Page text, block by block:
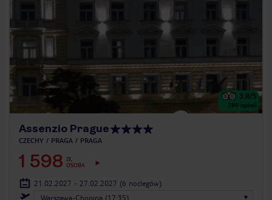
3.8/5
789 opinii
Assenzio Prague
CZECHY PRAGA PRAGA
1 598 ZŁ
OSOBA
21.02.2027 - 27.02.2027 (6 noclegów)
Warszawa-Chopina (17:35)